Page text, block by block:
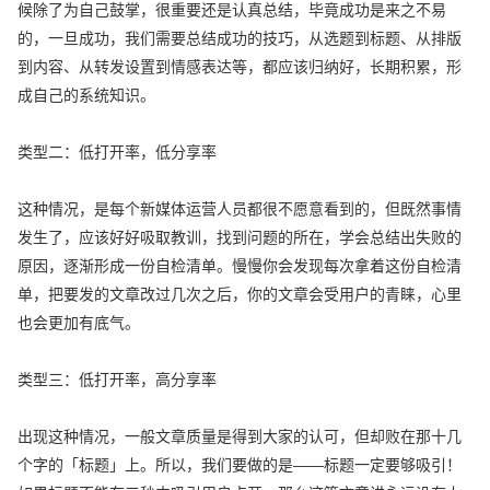
候除了为自己鼓掌，很重要还是认真总结，毕竟成功是来之不易
的，一旦成功，我们需要总结成功的技巧，从选题到标题、从排版
到内容、从转发设置到情感表达等，都应该归纳好，长期积累，形
成自己的系统知识。
类型二：低打开率，低分享率
这种情况，是每个新媒体运营人员都很不愿意看到的，但既然事情
发生了，应该好好吸取教训，找到问题的所在，学会总结出失败的
原因，逐渐形成一份自检清单。慢慢你会发现每次拿着这份自检清
单，把要发的文章改过几次之后，你的文章会受用户的青睐，心里
也会更加有底气。
类型三：低打开率，高分享率
出现这种情况，一般文章质量是得到大家的认可，但却败在那十几
个字的「标题」上。所以，我们要做的是——标题一定要够吸引！